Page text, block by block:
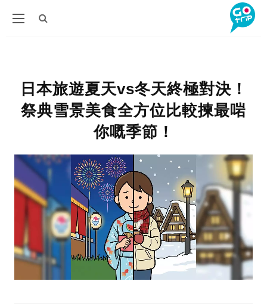
日本旅遊夏天vs冬天終極對決！
祭典雪景美食全方位比較揀最啱
你嘅季節！